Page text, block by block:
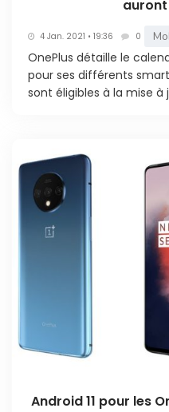
auront
4 Jan. 2021 • 19:36 0
OnePlus détaille le
pour ses différents
sont éligibles à la mise à
Android 11 pour les